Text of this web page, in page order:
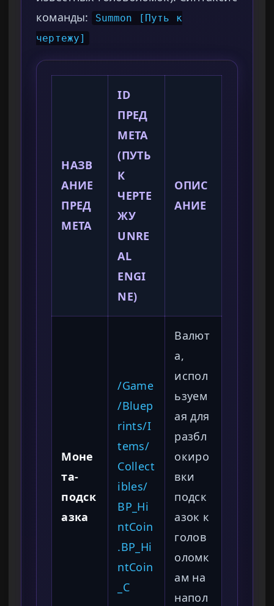
команды:
Summon [Путь к
чертежу]
НАЗВ
АНИЕ
ПРЕД
МЕТА
ID
ПРЕД
МЕТА
(ПУТЬ
К
ЧЕРТЕ
ЖУ
UNRE
AL
ENGI
NE)
ОПИС
АНИЕ
Моне
та-
подск
азка
/Game
/Bluep
rints/I
tems/
Collect
ibles/
BP_Hi
ntCoin
.BP_Hi
ntCoin
_C
Валют
а,
испол
ьзуем
ая для
разбл
окиро
вки
подск
азок к
голов
оломк
ам на
напол